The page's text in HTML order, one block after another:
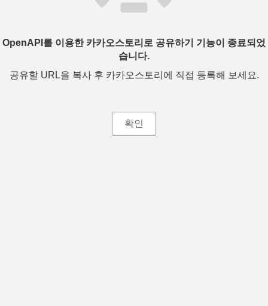
OpenAPI를 이용한 카카오스토리로 공유하기 기능이 종료되었
습니다.
공유할 URL을 복사 후 카카오스토리에 직접 등록해 보세요.
확인